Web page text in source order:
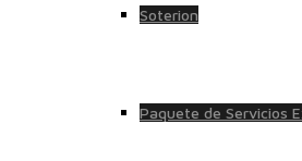
Soterion
Paquete de Servicios